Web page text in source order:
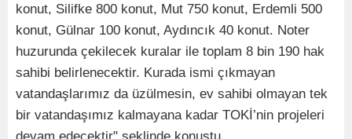
konut, Silifke 800 konut, Mut 750 konut, Erdemli 500
konut, Gülnar 100 konut, Aydıncık 40 konut. Noter
huzurunda çekilecek kuralar ile toplam 8 bin 190 hak
sahibi belirlenecektir. Kurada ismi çıkmayan
vatandaşlarımız da üzülmesin, ev sahibi olmayan tek
bir vatandaşımız kalmayana kadar TOKİ’nin projeleri
devam edecektir" şeklinde konuştu.